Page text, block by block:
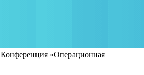
Конференция «Операционная